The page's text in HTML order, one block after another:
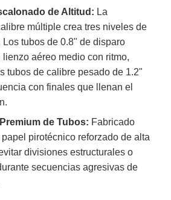
de Altitud: La
múltiple crea tres niveles de
tubos de 0.8" de disparo
aéreo medio con ritmo,
tubos de calibre pesado de 1.2"
con finales que llenan el
de Tubos: Fabricado
pirotécnico reforzado de alta
divisiones estructurales o
secuencias agresivas de